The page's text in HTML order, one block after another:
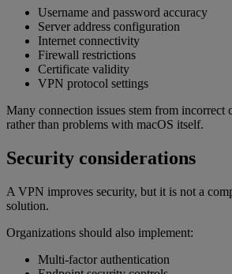
Username and password accuracy
Server address configuration
Internet connectivity
Firewall restrictions
Certificate validity
VPN protocol settings
Many connection issues stem from incorrect
rather than problems with macOS itself.
Security considerations
A VPN improves security, but it is not a
solution.
Organizations should also implement:
Multi-factor authentication